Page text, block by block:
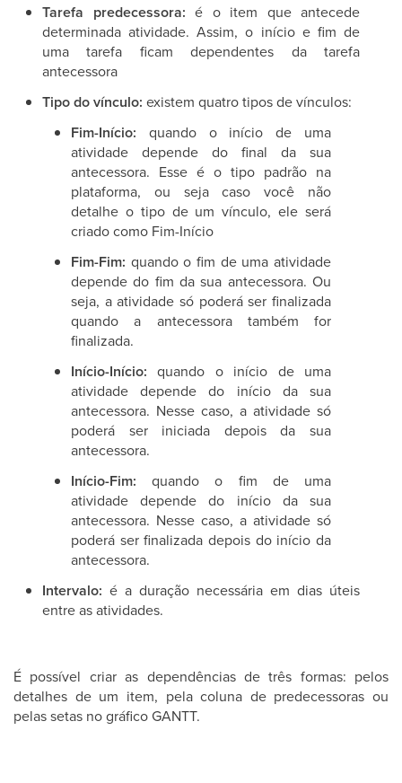
Tarefa predecessora: é o item que antecede
determinada atividade. Assim, o início e fim de
uma tarefa ficam dependentes da tarefa
antecessora
Tipo do vínculo: existem quatro tipos de vínculos:
Fim-Início: quando o início de uma
atividade depende do final da sua
antecessora. Esse é o tipo padrão na
plataforma, ou seja caso você não
detalhe o tipo de um vínculo, ele será
criado como Fim-Início
Fim-Fim: quando o fim de uma atividade
depende do fim da sua antecessora. Ou
seja, a atividade só poderá ser finalizada
quando a antecessora também for
finalizada.
Início-Início:quando o início de uma
atividade depende do início da sua
antecessora. Nesse caso, a atividade só
poderá ser iniciada depois da sua
antecessora.
Início-Fim:quando o fim de uma
atividade depende do início da sua
antecessora. Nesse caso, a atividade só
poderá ser finalizada depois do início da
antecessora.
Intervalo: é a duração necessária em dias úteis
entre as atividades.
É possível criar as dependências de três formas: pelos
detalhes de um item, pela coluna de predecessoras ou
pelas setas no gráfico GANTT.